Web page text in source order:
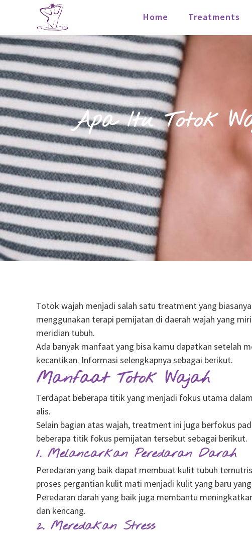
Home Treatments
Apa Itu Totok
Totok wajah menjadi salah satu treatment yang
menggunakan terapi pemijatan di daerah wajah yang
meridian tubuh.
Ada banyak manfaat yang bisa kamu dapatkan setelah
kecantikan. Informasi selengkapnya sebagai berikut.
Manfaat Totok Wajah
Terdapat beberapa titik yang menjadi fokus utama
alis.
Selain bagian atas wajah, treatment ini juga berfokus
beberapa titik fokus pemijatan tersebut sebagai berikut.
1. Melancarkan Peredaran Darah
Peredaran yang baik dapat membuat kulit tubuh
proses pergantian kulit mati menjadi kulit yang baru
Peredaran darah yang baik juga membantu
dan kencang.
2. Meredakan Stress